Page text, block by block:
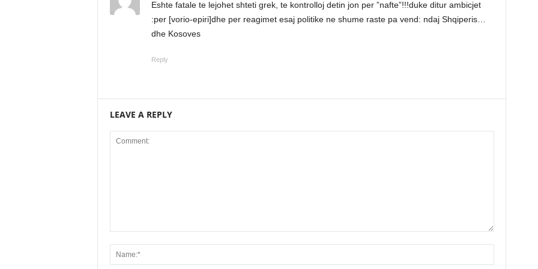
Eshte fatale te lejohet shteti grek, te kontrolloj detin jon per ”nafte”!!!duke ditur ambicjet
:per [vorio-epiri]dhe per reagimet esaj politike ne shume raste pa vend: ndaj Shqiperis…
dhe Kosoves
Reply
LEAVE A REPLY